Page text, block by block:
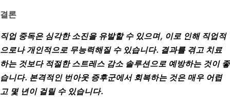
결론
직업 중독은 심각한 소진을 유발할 수 있으며, 이로 인해 직업적
으로나 개인적으로 무능력해질 수 있습니다. 결과를 겪고 치료
하는 것보다 적절한 스트레스 감소 솔루션으로 예방하는 것이 좋
습니다. 본격적인 번아웃 증후군에서 회복하는 것은 매우 어렵
고 몇 년이 걸릴 수 있습니다.